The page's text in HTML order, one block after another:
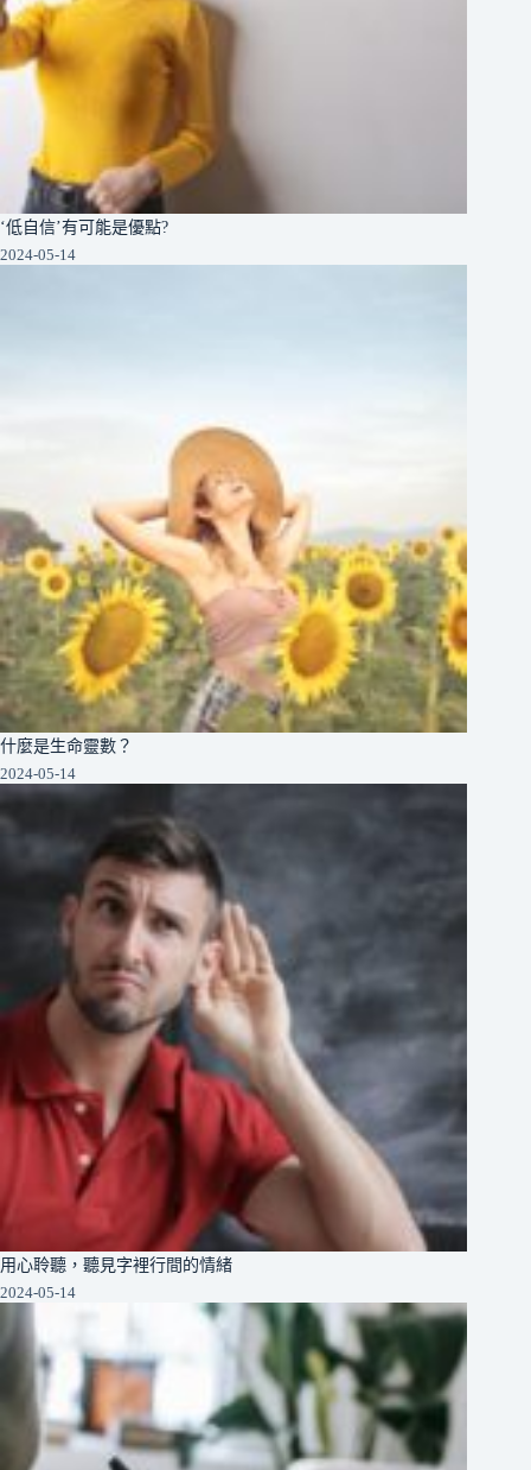
‘低自信’有可能是優點?
2024-05-14
什麼是生命靈數？
2024-05-14
用心聆聽，聽見字裡行間的情緒
2024-05-14